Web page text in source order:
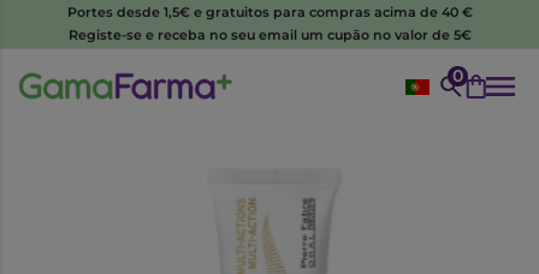
Portes desde 1,5€ e gratuitos para compras acima de 40 €
Registe-se e receba no seu email um cupão no valor de 5€
0